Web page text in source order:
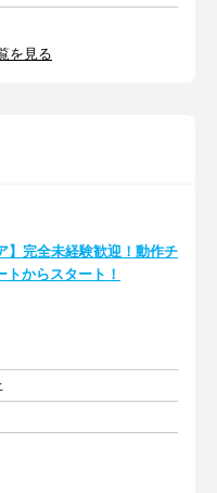
を見る
】完全未経験歓迎！動作チ
トからスタート！